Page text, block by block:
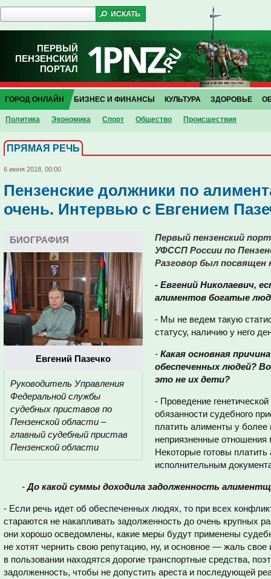
ПЕРВЫЙ
ПЕНЗЕНСКИЙ
ПОРТАЛ
ГОРОД ОНЛАЙН
Политика Экономика Спорт Общество Проиcшествия
БИЗНЕС И ФИНАНСЫ КУЛЬТУРА ЗДОРОВЬЕ
ПРЯМАЯ РЕЧЬ
6 июня 2018, 00:00
Пензенские должники по
очень. Интервью с Евгением
БИОГРАФИЯ
Евгений Пазечко
Руководитель Управления
Федеральной службы
судебных приставов по
Пензенской области –
главный судебный пристав
Пензенской области
Первый пензенский
УФССП России по
Разговор был
- Евгений Николаевич,
алиментов богатые
- Мы не ведем такую
статусу, наличию у него
- Какая основная
обеспеченных людей?
это не их дети?
- Проведение
обязанности судебного
платить алименты у
неприязненные
Некоторые готовы
исполнительным
-До какой суммы доходила задолженность
- Если речь идет об обеспеченных людях, то при всех
стараются не накапливать задолженность до очень крупных
они хорошо осведомлены, какие меры будут применены
не хотят чернить свою репутацию, ну, и основное — жаль свое
в пользовании находятся дорогие транспортные средства,
задолженность, чтобы не допустить ареста и последующей